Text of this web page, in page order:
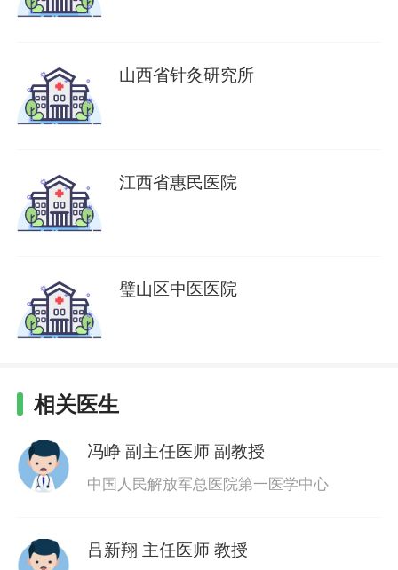
山西省针灸研究所
江西省惠民医院
璧山区中医医院
相关医生
冯峥 副主任医师 副教授
中国人民解放军总医院第一医学中心
吕新翔 主任医师 教授